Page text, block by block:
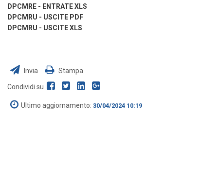
DPCMRE - ENTRATE XLS
DPCMRU - USCITE PDF
DPCMRU - USCITEXLS
Invia Stampa
Condividi su
Ultimo aggiornamento: 30/04/2024 10:19